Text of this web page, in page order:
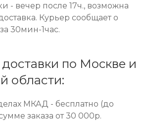
- вечер после 17ч., возможна
Курьер сообщает о
30мин-1час.
по Москве и
области:
МКАД - бесплатно (до
заказа от 30 000р.